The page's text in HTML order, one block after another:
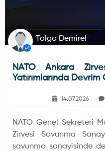
Tolga Demirel
NATO Ankara
Yatırımlarında Devrim
14.07.2026
NATO Genel Sekreteri
Zirvesi Savunma
savunma sanayisinde